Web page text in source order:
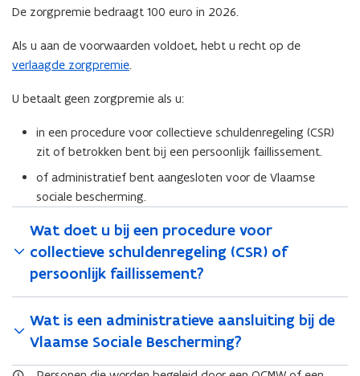
De zorgpremie bedraagt 100 euro in 2026.
Als u aan de voorwaarden voldoet, hebt u recht op de
verlaagde zorgpremie.
U betaalt geen zorgpremie als u:
in een procedure voor collectieve schuldenregeling (CSR)
zit of betrokken bent bij een persoonlijk faillissement.
of administratief bent aangesloten voor de Vlaamse
sociale bescherming.
Wat doet u bij een procedure voor
collectieve schuldenregeling (CSR) of
persoonlijk faillissement?
Wat is een administratieve aansluiting bij de
Vlaamse Sociale Bescherming?